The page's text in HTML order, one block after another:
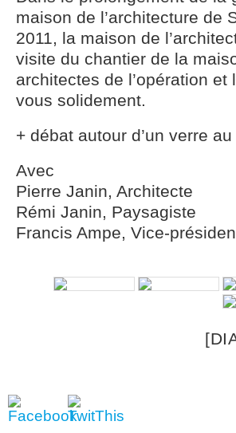
maison de l’architecture de
2011, la maison de
visite du chantier de la
architectes de l’opération
vous solidement.
+ débat autour d’un verre
Avec
Pierre Janin, Architecte
Rémi Janin, Paysagiste
Francis Ampe, Vice-